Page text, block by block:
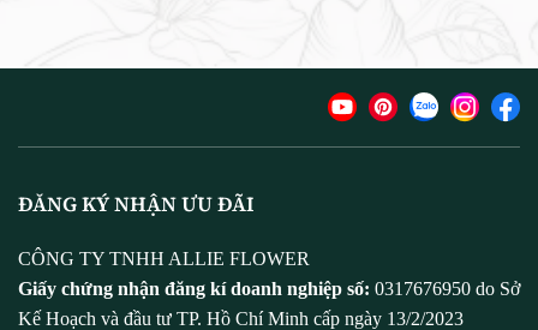
ĐĂNG KÝ NHẬN ƯU ĐÃI
CÔNG TY TNHH ALLIE FLOWER
Giấy chứng nhận đăng kí doanh nghiệp số: 0317676950 do Sở
Kế Hoạch và đầu tư TP. Hồ Chí Minh cấp ngày 13/2/2023